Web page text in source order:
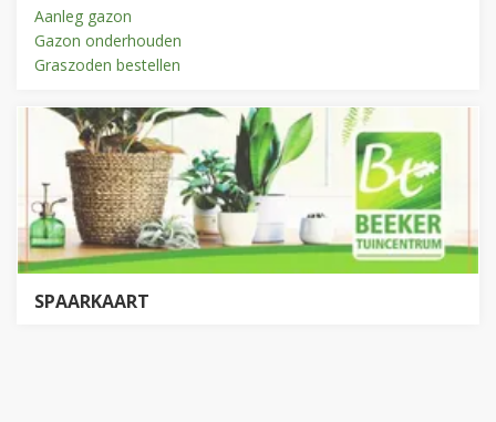
Aanleg gazon
Gazon onderhouden
Graszoden bestellen
SPAARKAART